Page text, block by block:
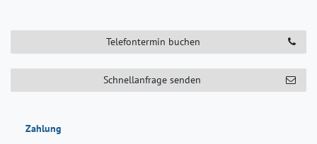
Telefontermin buchen
Schnellanfrage senden
Zahlung